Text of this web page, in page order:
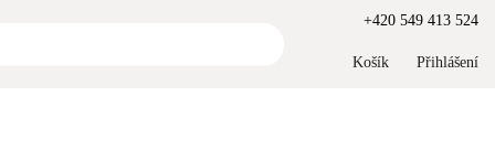
+420 549 413 524
Košík Přihlášení